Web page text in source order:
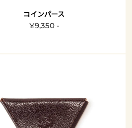
コインパース
¥9,350 -